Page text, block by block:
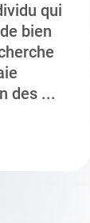
qui
bien
des ...